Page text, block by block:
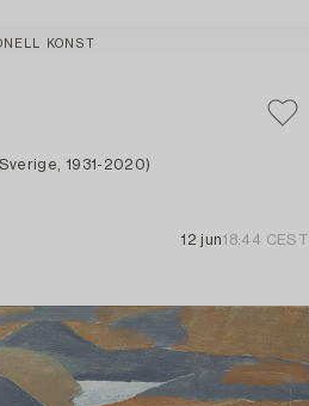
KONST
1931-2020)
12 jun18:44 CEST